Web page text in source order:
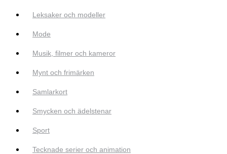
Leksaker och modeller
Mode
Musik, filmer och kameror
Mynt och frimärken
Samlarkort
Smycken och ädelstenar
Sport
Tecknade serier och animation